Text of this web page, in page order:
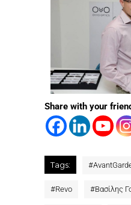
Share with your
Tags: #
#Revo #Βασίλης